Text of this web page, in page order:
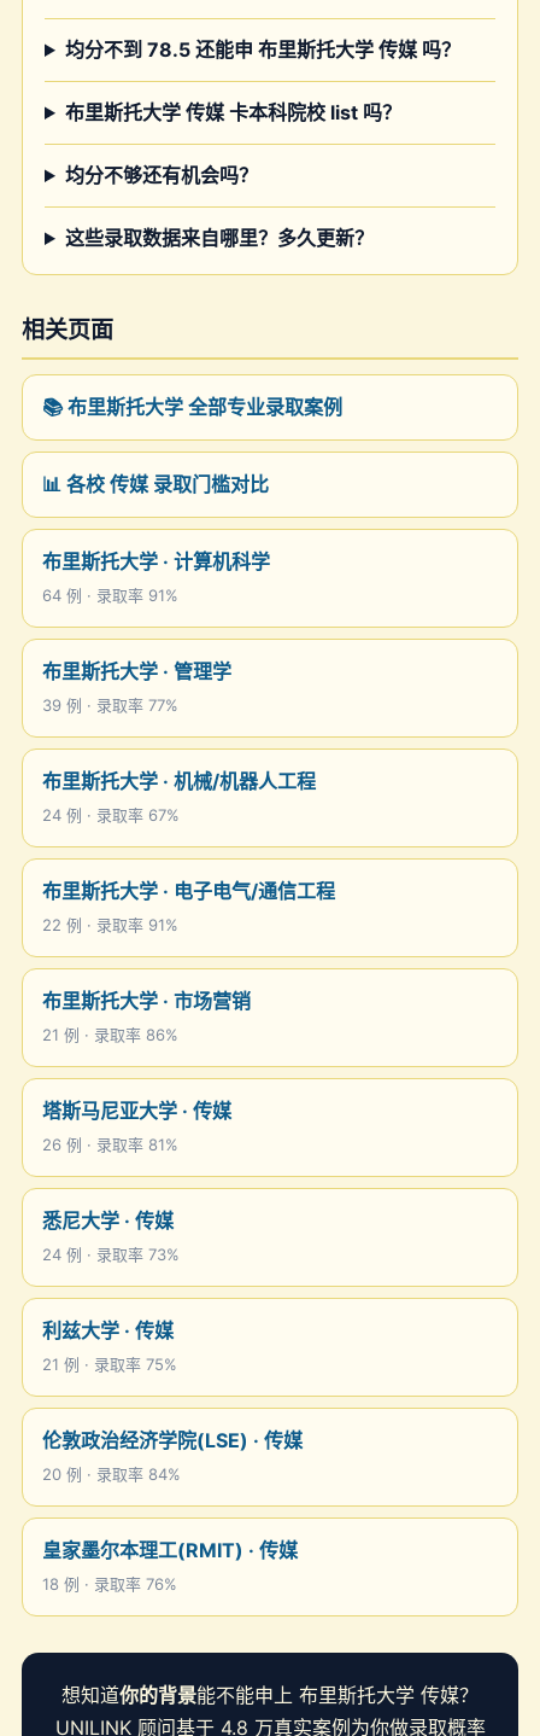
均分不到 78.5 还能申 布里斯托大学 传媒 吗？
布里斯托大学 传媒 卡本科院校 list 吗？
均分不够还有机会吗？
这些录取数据来自哪里？多久更新？
相关页面
📚 布里斯托大学 全部专业录取案例
📊 各校 传媒 录取门槛对比
布里斯托大学 · 计算机科学
64 例 · 录取率 91%
布里斯托大学 · 管理学
39 例 · 录取率 77%
布里斯托大学 · 机械/机器人工程
24 例 · 录取率 67%
布里斯托大学 · 电子电气/通信工程
22 例 · 录取率 91%
布里斯托大学 · 市场营销
21 例 · 录取率 86%
塔斯马尼亚大学 · 传媒
26 例 · 录取率 81%
悉尼大学 · 传媒
24 例 · 录取率 73%
利兹大学 · 传媒
21 例 · 录取率 75%
伦敦政治经济学院(LSE) · 传媒
20 例 · 录取率 84%
皇家墨尔本理工(RMIT) · 传媒
18 例 · 录取率 76%
想知道你的背景能不能申上 布里斯托大学 传媒？
UNILINK 顾问基于 4.8 万真实案例为你做录取概率